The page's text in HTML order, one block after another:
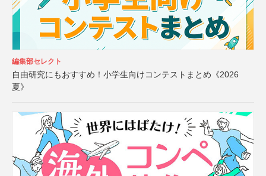
編集部セレクト
自由研究にもおすすめ！小学生向けコンテストまとめ《2026
夏》